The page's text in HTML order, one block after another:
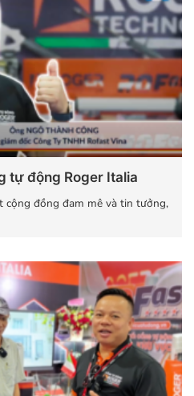
tự động Roger Italia
đồng đam mê và tin tưởng,